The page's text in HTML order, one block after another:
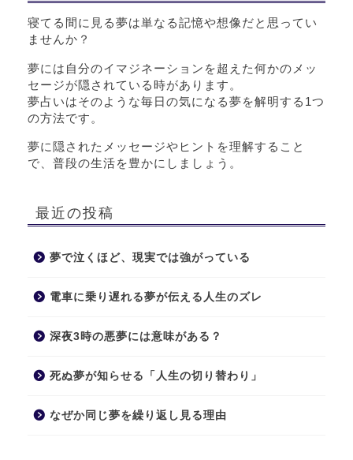
寝てる間に見る夢は単なる記憶や想像だと思ってい
ませんか？
夢には自分のイマジネーションを超えた何かのメッ
セージが隠されている時があります。
夢占いはそのような毎日の気になる夢を解明する1つ
の方法です。
夢に隠されたメッセージやヒントを理解すること
で、普段の生活を豊かにしましょう。
最近の投稿
夢で泣くほど、現実では強がっている
電車に乗り遅れる夢が伝える人生のズレ
深夜3時の悪夢には意味がある？
死ぬ夢が知らせる「人生の切り替わり」
なぜか同じ夢を繰り返し見る理由